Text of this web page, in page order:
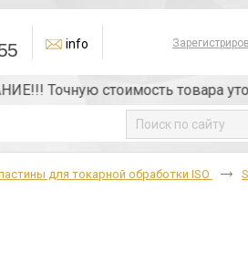
info
Точную стоимость товара
для токарной обработки ISO